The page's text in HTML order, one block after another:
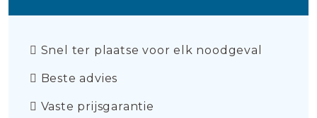
Snel ter plaatse voor elk noodgeval
Beste advies
Vaste prijsgarantie